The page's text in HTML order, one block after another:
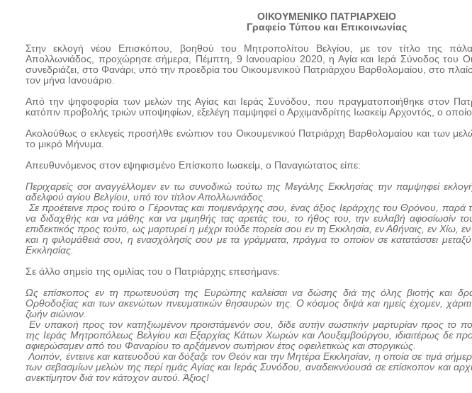
ΟΙΚΟΥΜΕΝΙΚΟ ΠΑΤΡΙΑΡΧΕΙΟ
Γραφείο Τύπου και Επικοινωνίας
Στην εκλογή νέου Επισκόπου, βοηθού του Μητροπολίτου Βελγίου, με τον τίτλο της
Απολλωνιάδος, προχώρησε σήμερα, Πέμπτη, 9 Ιανουαρίου 2020, η Αγία και Ιερά Σύνοδος του
συνεδριάζει, στο Φανάρι, υπό την προεδρία του Οικουμενικού Πατριάρχου Βαρθολομαίου, στο
τον μήνα Ιανουάριο.
Από την ψηφοφορία των μελών της Αγίας και Ιεράς Συνόδου, που πραγματοποιήθηκε στον
κατόπιν προβολής τριών υποψηφίων, εξελέγη παμψηφεί ο Αρχιμανδρίτης Ιωακείμ Αρχοντός, ο
Aκολούθως ο εκλεγείς προσήλθε ενώπιον του Οικουμενικού Πατριάρχη Βαρθολομαίου και των
το μικρό Μήνυμα.
Απευθυνόμενος στον εψηφισμένο Επίσκοπο Ιωακείμ, ο Παναγιώτατος είπε:
Περιχαρείς σοι αναγγέλλομεν εν τω συνοδικώ τούτω της Μεγάλης Εκκλησίας την παμψηφεί
αδελφού αγίου Βελγίου, υπό τον τίτλον Απολλωνιάδος.
Σε προέτεινε προς τούτο ο Γέροντας και ποιμενάρχης σου, ένας άξιος Ιεράρχης του Θρόνου, παρά
να διδαχθής και να μάθης και να μιμηθής τας αρετάς του, το ήθος του, την ευλαβή αφοσίωσίν
επιδεκτικός προς τούτο, ως μαρτυρεί η μέχρι τούδε πορεία σου εν τη Εκκλησία, εν Αθήναις, εν
και η φιλομάθειά σου, η ενασχόλησίς σου με τα γράμματα, πράγμα το οποίον σε κατατάσσει
Εκκλησίας.
Σε άλλο σημείο της ομιλίας του ο Πατριάρχης επεσήμανε:
Ως επίσκοπος εν τη πρωτευούση της Ευρώπης καλείσαι να δώσης διά της όλης βιοτής και
Ορθοδοξίας και των ακενώτων πνευματικών θησαυρών της. Ο κόσμος διψά και ημείς έχομεν,
ζωήν αιώνιον.
Εν υπακοή προς τον κατηξιωμένον προιστάμενόν σου, δίδε αυτήν σωστικήν μαρτυρίαν προς το
της Ιεράς Μητροπόλεως Βελγίου και Εξαρχίας Κάτων Χωρών και Λουξεμβούργου, ιδιαιτέρως δε
αφιερώσαμεν από του Φαναρίου το αρξάμενον σωτήριον έτος οφειλετικώς και στοργικώς.
Λοιπόν, έντεινε και κατευοδού και δόξαζε τον Θεόν και την Μητέρα Εκκλησίαν, η οποία σε τιμά
των σεβασμίων μελών της περί ημάς Αγίας και Ιεράς Συνόδου, αναδεικνύουσά σε επίσκοπον και
ανεκτίμητον διά τον κάτοχον αυτού. Άξιος!